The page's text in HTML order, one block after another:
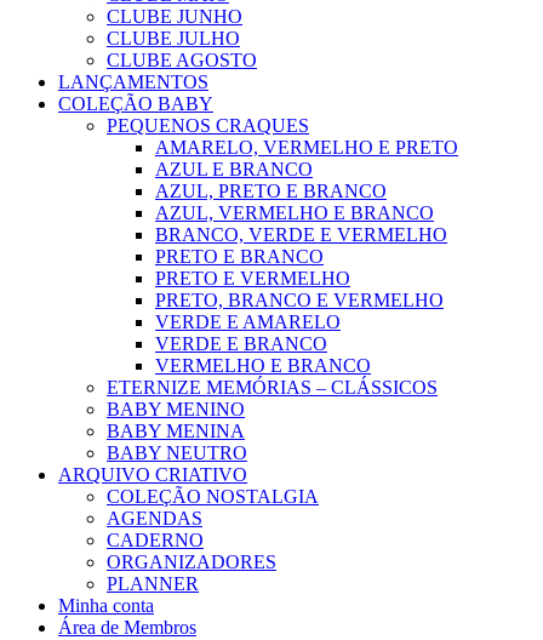
CLUBE JUNHO
CLUBE JULHO
CLUBE AGOSTO
LANÇAMENTOS
COLEÇÃO BABY
PEQUENOS CRAQUES
AMARELO, VERMELHO E PRETO
AZUL E BRANCO
AZUL, PRETO E BRANCO
AZUL, VERMELHO E BRANCO
BRANCO, VERDE E VERMELHO
PRETO E BRANCO
PRETO E VERMELHO
PRETO, BRANCO E VERMELHO
VERDE E AMARELO
VERDE E BRANCO
VERMELHO E BRANCO
ETERNIZE MEMÓRIAS – CLÁSSICOS
BABY MENINO
BABY MENINA
BABY NEUTRO
ARQUIVO CRIATIVO
COLEÇÃO NOSTALGIA
AGENDAS
CADERNO
ORGANIZADORES
PLANNER
Minha conta
Área de Membros